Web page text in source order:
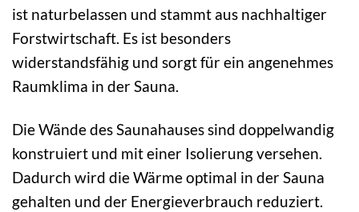
ist naturbelassen und stammt aus nachhaltiger
Forstwirtschaft. Es ist besonders
widerstandsfähig und sorgt für ein angenehmes
Raumklima in der Sauna.
Die Wände des Saunahauses sind doppelwandig
konstruiert und mit einer Isolierung versehen.
Dadurch wird die Wärme optimal in der Sauna
gehalten und der Energieverbrauch reduziert.